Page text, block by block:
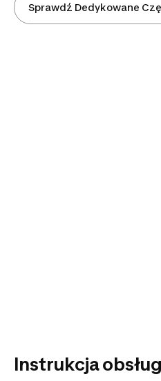
Sprawdź Dedykowane
Instrukcja